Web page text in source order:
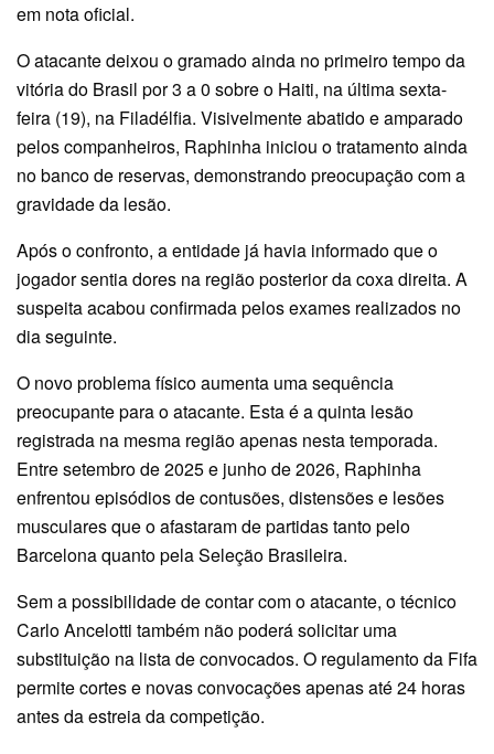
em nota oficial.
O atacante deixou o gramado ainda no primeiro tempo da
vitória do Brasil por 3 a 0 sobre o Haiti, na última sexta-
feira (19), na Filadélfia. Visivelmente abatido e amparado
pelos companheiros, Raphinha iniciou o tratamento ainda
no banco de reservas, demonstrando preocupação com a
gravidade da lesão.
Após o confronto, a entidade já havia informado que o
jogador sentia dores na região posterior da coxa direita. A
suspeita acabou confirmada pelos exames realizados no
dia seguinte.
O novo problema físico aumenta uma sequência
preocupante para o atacante. Esta é a quinta lesão
registrada na mesma região apenas nesta temporada.
Entre setembro de 2025 e junho de 2026, Raphinha
enfrentou episódios de contusões, distensões e lesões
musculares que o afastaram de partidas tanto pelo
Barcelona quanto pela Seleção Brasileira.
Sem a possibilidade de contar com o atacante, o técnico
Carlo Ancelotti também não poderá solicitar uma
substituição na lista de convocados. O regulamento da Fifa
permite cortes e novas convocações apenas até 24 horas
antes da estreia da competição.